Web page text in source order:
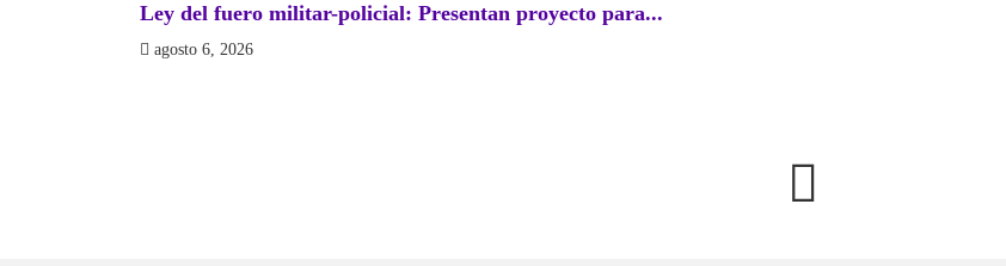
Ley del fuero militar-policial: Presentan proyecto para...
agosto 6, 2026